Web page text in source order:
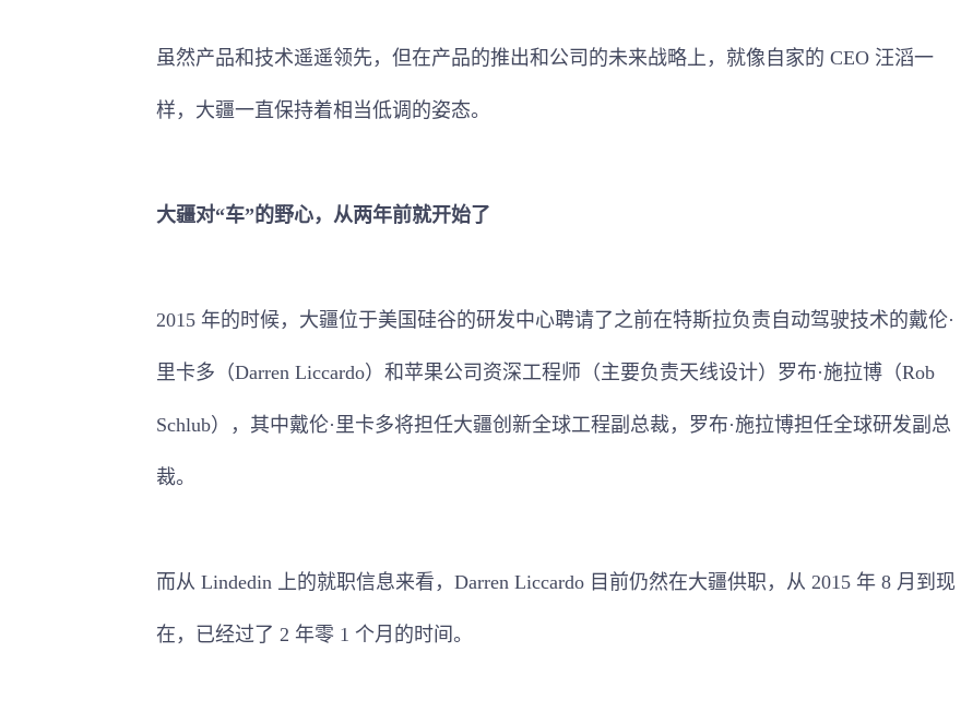
虽然产品和技术遥遥领先，但在产品的推出和公司的未来战略上，就像自家的 CEO 汪滔一
样，大疆一直保持着相当低调的姿态。
大疆对“车”的野心，从两年前就开始了
2015 年的时候，大疆位于美国硅谷的研发中心聘请了之前在特斯拉负责自动驾驶技术的戴伦·
里卡多（Darren Liccardo）和苹果公司资深工程师（主要负责天线设计）罗布·施拉博（Rob
Schlub），其中戴伦·里卡多将担任大疆创新全球工程副总裁，罗布·施拉博担任全球研发副总
裁。
而从 Lindedin 上的就职信息来看，Darren Liccardo 目前仍然在大疆供职，从 2015 年 8 月到现
在，已经过了 2 年零 1 个月的时间。